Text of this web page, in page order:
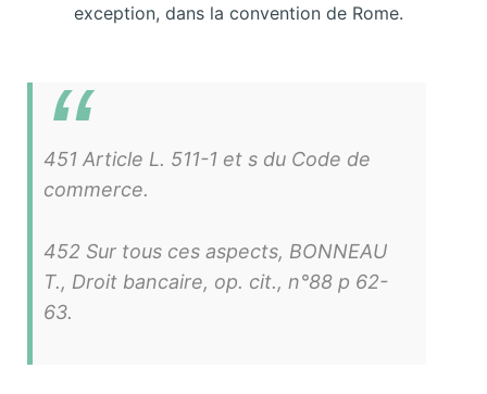
exception, dans la convention de Rome.
451 Article L. 511-1 et s du Code de
commerce.
452 Sur tous ces aspects, BONNEAU
T., Droit bancaire, op. cit., n°88 p 62-
63.